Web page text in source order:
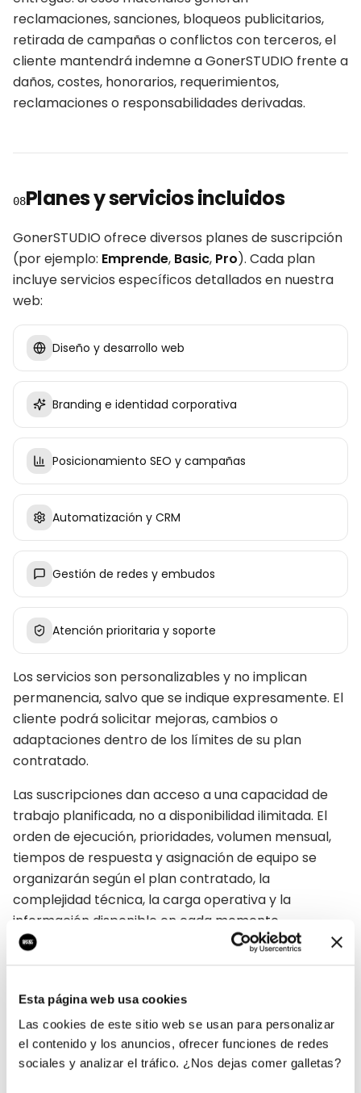
Esta página web usa cookies
Las cookies de este sitio web se usan para personalizar
el contenido y los anuncios, ofrecer funciones de redes
sociales y analizar el tráfico. ¿Nos dejas comer galletas?
reclamaciones, sanciones, bloqueos publicitarios,
retirada de campañas o conflictos con terceros, el
cliente mantendrá indemne a GonerSTUDIO frente a
daños, costes, honorarios, requerimientos,
reclamaciones o responsabilidades derivadas.
08Planes y servicios incluidos
GonerSTUDIO ofrece diversos planes de suscripción
(por ejemplo: Emprende, Basic, Pro). Cada plan
incluye servicios específicos detallados en nuestra
web:
Diseño y desarrollo web
Branding e identidad corporativa
Posicionamiento SEO y campañas
Automatización y CRM
Gestión de redes y embudos
Atención prioritaria y soporte
Los servicios son personalizables y no implican
permanencia, salvo que se indique expresamente. El
cliente podrá solicitar mejoras, cambios o
adaptaciones dentro de los límites de su plan
contratado.
Las suscripciones dan acceso a una capacidad de
trabajo planificada, no a disponibilidad ilimitada. El
orden de ejecución, prioridades, volumen mensual,
tiempos de respuesta y asignación de equipo se
organizarán según el plan contratado, la
complejidad técnica, la carga operativa y la
información disponible en cada momento.
09 Entregables, revisiones y alcance
del trabajo